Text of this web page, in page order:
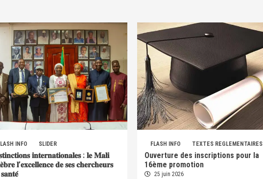
INFO SLIDER
𝐢𝐧𝐭𝐞𝐫𝐧𝐚𝐭𝐢𝐨𝐧𝐚𝐥𝐞𝐬 : 𝐥𝐞 𝐌𝐚𝐥𝐢
𝐥’𝐞𝐱𝐜𝐞𝐥𝐥𝐞𝐧𝐜𝐞 𝐝𝐞 𝐬𝐞𝐬 𝐜𝐡𝐞𝐫𝐜𝐡𝐞𝐮𝐫𝐬
FLASH INFO TEXTES REGLEMENTAIRES
Ouverture des inscriptions pour la
16ème promotion
25 juin 2026